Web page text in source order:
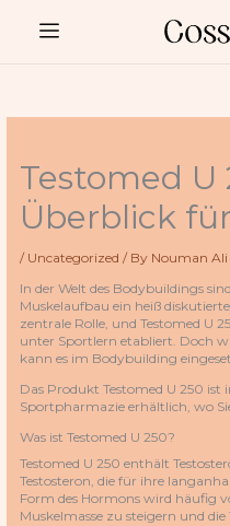
content
Testomed U
Überblick
/ Uncategorized / By Nouman Ali
In der Welt des Bodybuildings
Muskelaufbau ein heiß
zentrale Rolle, und Testomed U
unter Sportlern etabliert. Doch
kann es im Bodybuilding
Das Produkt Testomed U 250
Sportpharmazie erhältlich, wo
Was ist Testomed U 250?
Testomed U 250 enthält
Testosteron, die für ihre
Form des Hormons wird häufig
Muskelmasse zu steigern und